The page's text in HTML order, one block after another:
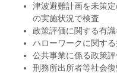
津波避難計画を未策
の実施状況で検査
政策評価に関する有
ハローワークに関す
公共事業に係る政策
刑務所出所者等社会